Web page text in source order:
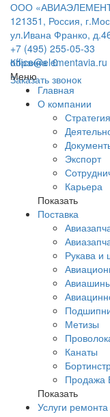
ООО
121351, Россия,
ул.Ивана Франко,
+7 (495) 255-05-33
office@elementavia.ru
Заказать звонок
Корзина0
Меню
Главная
О компании
Стратегия
Экспорт
Карьера
Показать
Поставка
Рукава и
Метизы
Канаты
Продажа
Показать
Услуги